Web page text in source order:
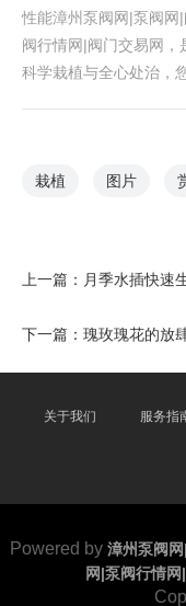
性能漳州泵阀网|泵阀网
阀行情网|阀门交易网，
科学栽植与全心处治，
栽植 图片
上一篇： 月季水插快速
下一篇： 瑰玫瑰花的放
关于我们 服务指
Powered by 漳州泵阀
网|泵阀行情网